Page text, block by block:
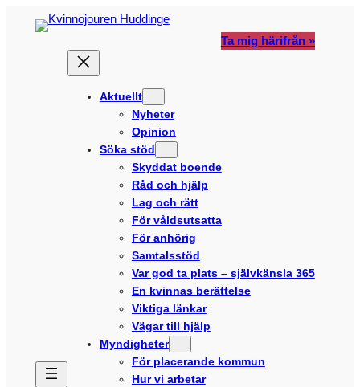
Ta mig härifrån »
Aktuellt
Nyheter
Opinion
Söka stöd
Skyddat boende
Råd och hjälp
Lag och rätt
För våldsutsatta
För anhörig
Samtalsstöd
Var god ta plats – självkänsla 365
En kvinnas berättelse
Viktiga länkar
Vägar till hjälp
Myndigheter
För placerande kommun
Hur vi arbetar